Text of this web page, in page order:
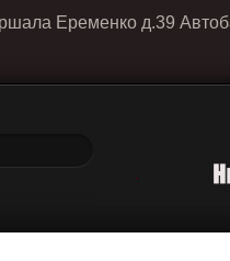
Еременко д.39